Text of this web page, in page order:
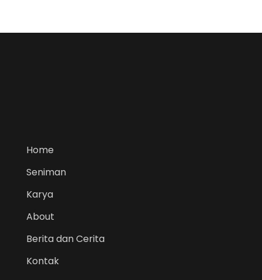
Home
Seniman
Karya
About
Berita dan Cerita
Kontak